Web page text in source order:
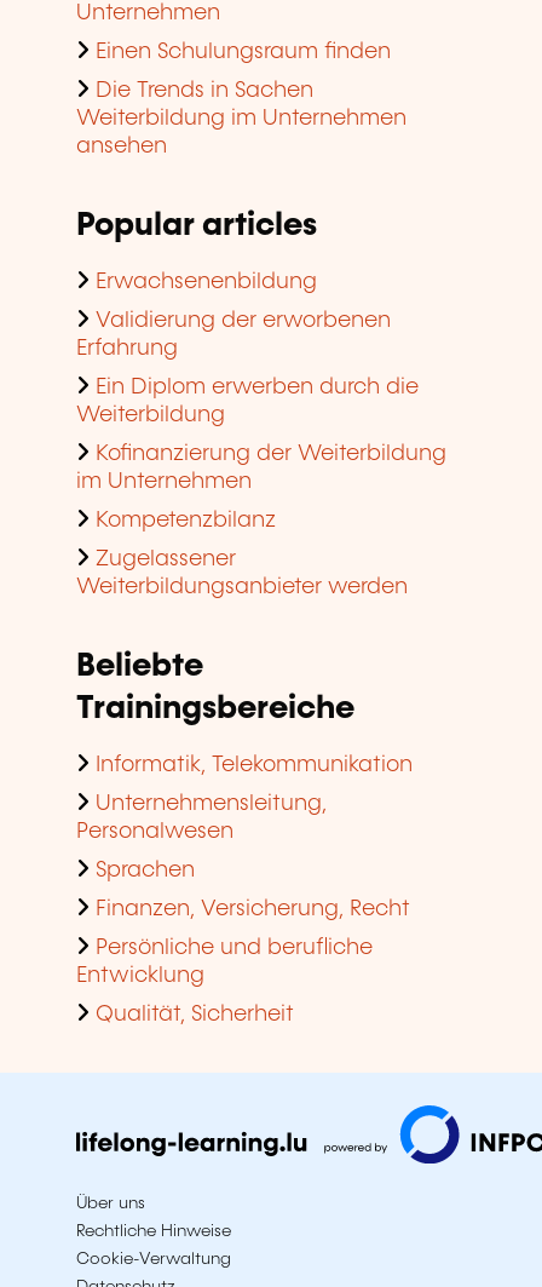
Unternehmen
Einen Schulungsraum finden
Die Trends in Sachen
Weiterbildung im Unternehmen
ansehen
Popular articles
Erwachsenenbildung
Validierung der erworbenen
Erfahrung
Ein Diplom erwerben durch die
Weiterbildung
Kofinanzierung der Weiterbildung
im Unternehmen
Kompetenzbilanz
Zugelassener
Weiterbildungsanbieter werden
Beliebte
Trainingsbereiche
Informatik, Telekommunikation
Unternehmensleitung,
Personalwesen
Sprachen
Finanzen, Versicherung, Recht
Persönliche und berufliche
Entwicklung
Qualität, Sicherheit
Über uns
Rechtliche Hinweise
Cookie-Verwaltung